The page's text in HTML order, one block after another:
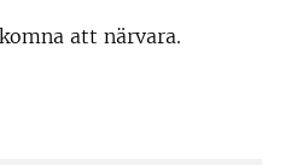
att närvara.